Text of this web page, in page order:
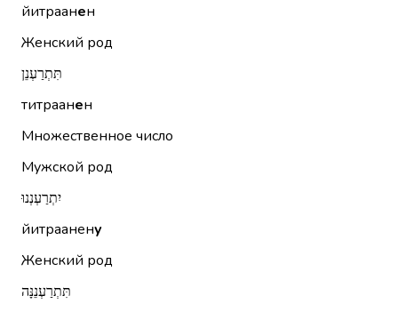
йитраанен
Женский род
תִּתְרַעְנֵן
титраанен
Множественное число
Мужской род
יִתְרַעְנְנוּ
йитраанену
Женский род
תִּתְרַעְנֵנָּה